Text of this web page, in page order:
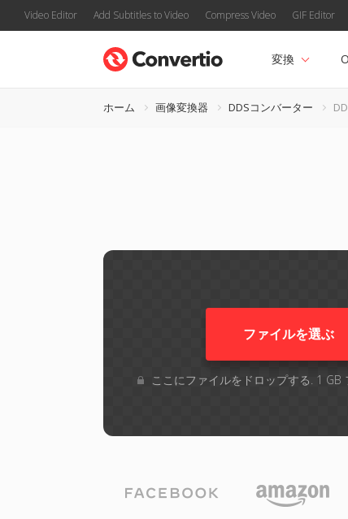
Video Editor Add Subtitles to Video Compress Video GIF Editor
変換
ホーム 画像変換器 DDSコンバーター
ファイルを選ぶ
ここにファイルをドロップする. 1